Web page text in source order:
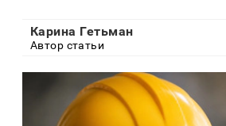
Карина Гетьман
Автор статьи